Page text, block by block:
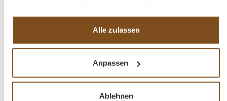
haben.
Alle zulassen
Anpassen
Ablehnen
Premium 3-türiger Kleiderschrank Weiß –